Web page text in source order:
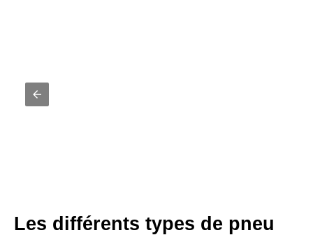
Les différents types de pneu